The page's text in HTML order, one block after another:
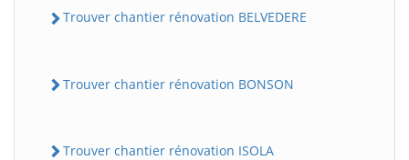
Trouver chantier rénovation BELVEDERE
Trouver chantier rénovation BONSON
Trouver chantier rénovation ISOLA